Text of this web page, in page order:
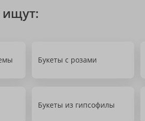
ищут:
Букеты с розами
Букеты из гипсофилы